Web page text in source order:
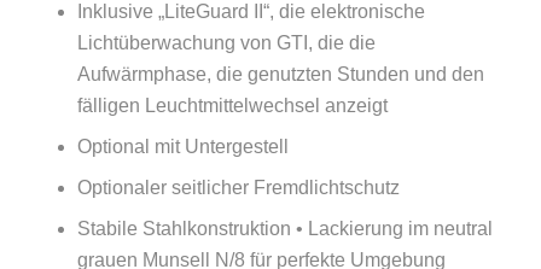
Inklusive „LiteGuard II“, die elektronische
Lichtüberwachung von GTI, die die
Aufwärmphase, die genutzten Stunden und den
fälligen Leuchtmittelwechsel anzeigt
Optional mit Untergestell
Optionaler seitlicher Fremdlichtschutz
Stabile Stahlkonstruktion • Lackierung im neutral
grauen Munsell N/8 für perfekte Umgebung